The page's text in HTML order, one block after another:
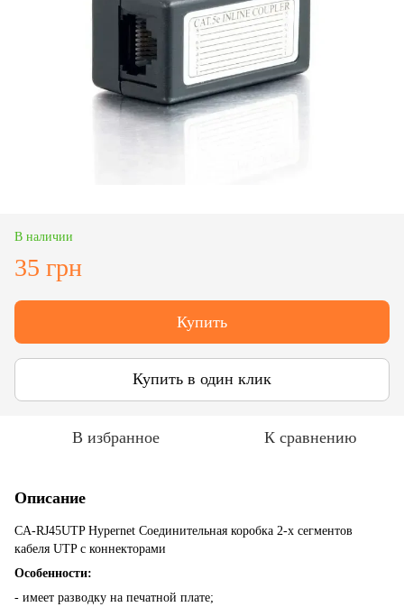
В наличии
35 грн
Купить
Купить в один клик
В избранное К сравнению
Описание
CA-RJ45UTP Hypernet Соединительная коробка 2-х сегментов
кабеля UTP с коннекторами
Особенности:
- имеет разводку на печатной плате;